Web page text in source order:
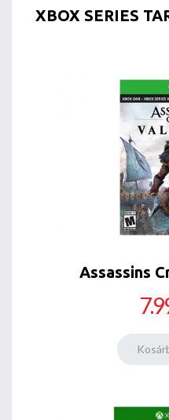
XBOX SERIES
Assassins